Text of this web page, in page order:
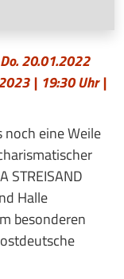
20.01.2022
| 19:30 Uhr |
noch eine Weile
STREISAND
Halle
besonderen